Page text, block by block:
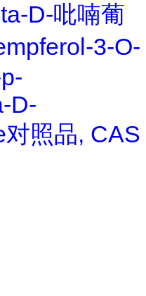
D-吡喃葡
3-O-
D-
照品, CAS